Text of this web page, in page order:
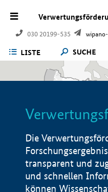
030 20199-535
LISTE SUCHE
Die
transparent und
und schnellen
können